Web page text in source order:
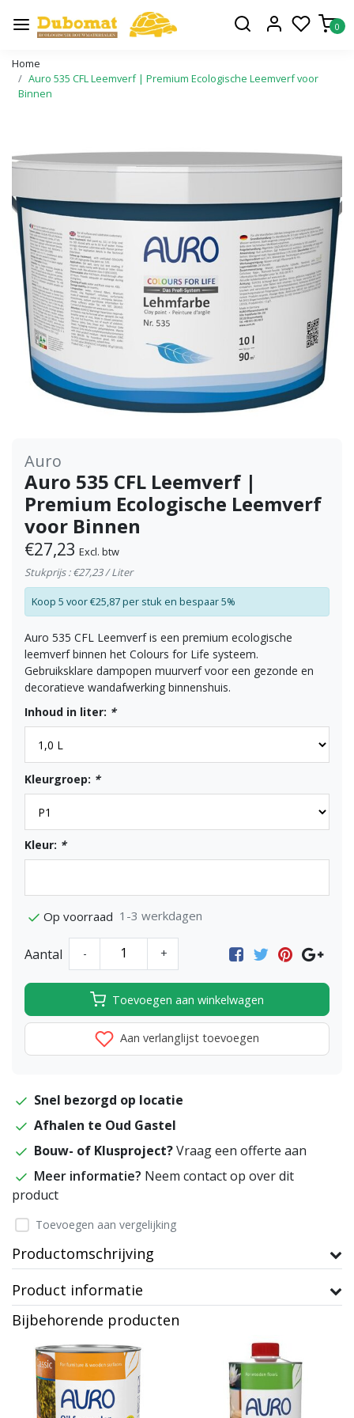
0
Home
Auro 535 CFL Leemverf | Premium Ecologische Leemverf voor
Binnen
Auro
Auro 535 CFL Leemverf |
Premium Ecologische Leemverf
voor Binnen
€27,23 Excl. btw
Stukprijs : €27,23 / Liter
Koop 5 voor €25,87 per stuk en bespaar 5%
Auro 535 CFL Leemverf is een premium ecologische
leemverf binnen het Colours for Life systeem.
Gebruiksklare dampopen muurverf voor een gezonde en
decoratieve wandafwerking binnenshuis.
Inhoud in liter: *
Kleurgroep: *
Kleur: *
Op voorraad 1-3 werkdagen
Aantal - +
Toevoegen aan winkelwagen
Aan verlanglijst toevoegen
Snel bezorgd op locatie
Afhalen te Oud Gastel
Bouw- of Klusproject?Vraag een offerte aan
Meer informatie? Neem contact op over dit
product
Toevoegen aan vergelijking
Productomschrijving
Product informatie
Bijbehorende producten